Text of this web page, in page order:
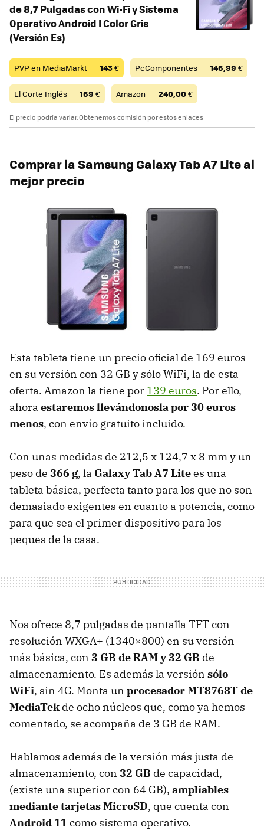
de 8,7 Pulgadas con Wi-Fi y Sistema
Operativo Android I Color Gris
(Versión Es)
PVP en MediaMarkt — 143€ PcComponentes — 146,99 €
El Corte Inglés — 169 € Amazon — 240,00€
El precio podría variar. Obtenemos comisión por estos enlaces
Comprar la Samsung Galaxy Tab A7 Lite al
mejor precio
Esta tableta tiene un precio oficial de 169 euros
en su versión con 32 GB y sólo WiFi, la de esta
oferta. Amazon la tiene por 139 euros. Por ello,
ahora estaremos llevándonosla por 30 euros
menos, con envío gratuito incluido.
Con unas medidas de 212,5 x 124,7 x 8 mm y un
peso de 366 g, la Galaxy Tab A7 Litees una
tableta básica, perfecta tanto para los que no son
demasiado exigentes en cuanto a potencia, como
para que sea el primer dispositivo para los
peques de la casa.
Nos ofrece 8,7 pulgadas de pantalla TFT con
resolución WXGA+ (1340×800) en su versión
más básica, con 3 GB de RAM y 32 GB de
almacenamiento. Es además la versión sólo
WiFi, sin 4G. Monta un procesador MT8768T de
MediaTekde ocho núcleos que, como ya hemos
comentado, se acompaña de 3 GB de RAM.
Hablamos además de la versión más justa de
almacenamiento, con 32 GB de capacidad,
(existe una superior con 64 GB), ampliables
mediante tarjetas MicroSD, que cuenta con
Android 11 como sistema operativo.